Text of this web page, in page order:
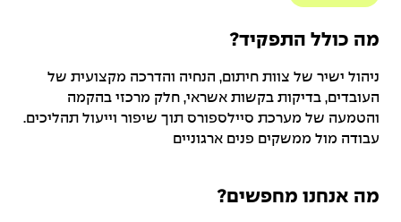
מה כולל התפקיד?
ניהול ישיר של צוות חיתום, הנחיה והדרכה מקצועית של
העובדים, בדיקות בקשות אשראי, חלק מרכזי בהקמה
והטמעה של מערכת סיילספורס תוך שיפור וייעול תהליכים.
עבודה מול ממשקים פנים ארגוניים
מה אנחנו מחפשים?